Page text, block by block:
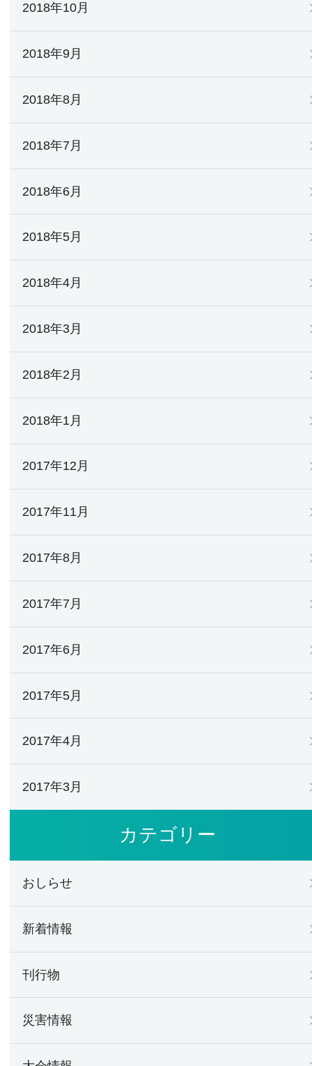
2018年10月
2018年9月
2018年8月
2018年7月
2018年6月
2018年5月
2018年4月
2018年3月
2018年2月
2018年1月
2017年12月
2017年11月
2017年8月
2017年7月
2017年6月
2017年5月
2017年4月
2017年3月
カテゴリー
おしらせ
新着情報
刊行物
災害情報